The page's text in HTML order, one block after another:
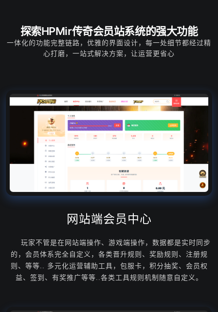
探索HPMir传奇会员站系统的强大功能
一体化的功能完整链路，优雅的界面设计，每一处细节都经过精
心打磨，一站式解决方案，让运营更省心
网站端会员中心
玩家不管是在网站端操作、游戏端操作，数据都是实时同步
的，会员体系完全自定义，各类晋升规则、奖励规则、注册规
则、等等.. 多元化运营辅助工具，包服卡，积分抽奖、会员权
益、签到、有奖推广等等..各类工具规则机制随意自定义。